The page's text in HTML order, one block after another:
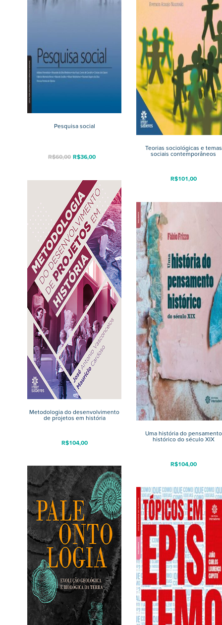
Pesquisa social
R$60,00 R$36,00
Teorias sociológicas e temas
sociais contemporâneos
R$101,00
Metodologia do desenvolvimento
de projetos em história
R$104,00
Uma história do pensamento
histórico do século XIX
R$104,00